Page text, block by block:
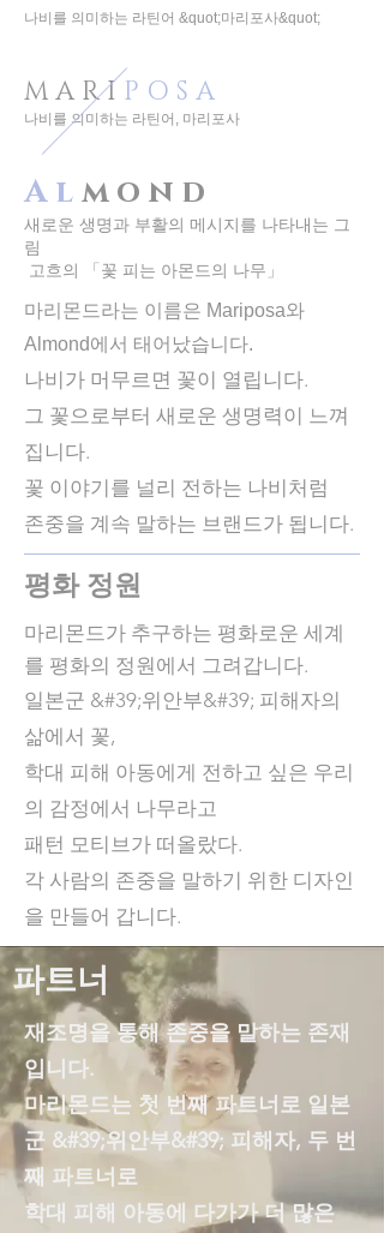
나비를 의미하는 라틴어 &quot;마리포사&quot;
M A R I P O S A
나비를 의미하는 라틴어, 마리포사
A l m o n d
새로운 생명과 부활의 메시지를 나타내는 그
림​
​ 고흐의 「꽃 피는 아몬드의 나무」
마리몬드라는 이름은 Mariposa와
Almond에서 태어났습니다.
나비가 머무르면 꽃이 열립니다.
그 꽃으로부터 새로운 생명력이 느껴
집니다.
꽃 이야기를 널리 전하는 나비처럼
존중을 계속 말하는 브랜드가 됩니다.
​평화 정원
마리몬드가 추구하는 평화로운 세계
를 평화의 정원에서 그려갑니다.
일본군 &#39;위안부&#39; 피해자의
삶에서 꽃,
학대 피해 아동에게 전하고 싶은 우리
의 감정에서 나무라고
패턴 모티브가 떠올랐다.
각 사람의 존중을 말하기 위한 디자인
을 만들어 갑니다.
파트너
재조명을 통해 존중을 말하는 존재
입니다.
마리몬드는 첫 번째 파트너로 일본
군 &#39;위안부&#39; 피해자, 두 번
째 파트너로
학대 피해 아동에 다가가 더 많은